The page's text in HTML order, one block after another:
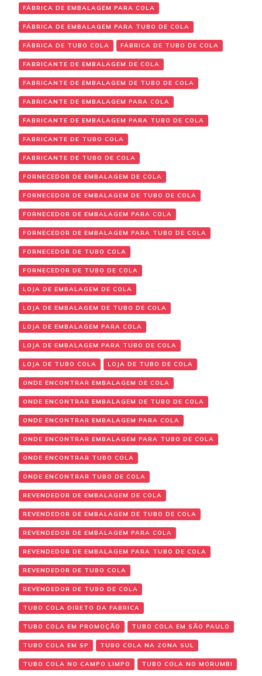
FÁBRICA DE EMBALAGEM PARA COLA
FÁBRICA DE EMBALAGEM PARA TUBO DE COLA
FÁBRICA DE TUBO COLA FÁBRICA DE TUBO DE COLA
FABRICANTE DE EMBALAGEM DE COLA
FABRICANTE DE EMBALAGEM DE TUBO DE COLA
FABRICANTE DE EMBALAGEM PARA COLA
FABRICANTE DE EMBALAGEM PARA TUBO DE COLA
FABRICANTE DE TUBO COLA
FABRICANTE DE TUBO DE COLA
FORNECEDOR DE EMBALAGEM DE COLA
FORNECEDOR DE EMBALAGEM DE TUBO DE COLA
FORNECEDOR DE EMBALAGEM PARA COLA
FORNECEDOR DE EMBALAGEM PARA TUBO DE COLA
FORNECEDOR DE TUBO COLA
FORNECEDOR DE TUBO DE COLA
LOJA DE EMBALAGEM DE COLA
LOJA DE EMBALAGEM DE TUBO DE COLA
LOJA DE EMBALAGEM PARA COLA
LOJA DE EMBALAGEM PARA TUBO DE COLA
LOJA DE TUBO COLA LOJA DE TUBO DE COLA
ONDE ENCONTRAR EMBALAGEM DE COLA
ONDE ENCONTRAR EMBALAGEM DE TUBO DE COLA
ONDE ENCONTRAR EMBALAGEM PARA COLA
ONDE ENCONTRAR EMBALAGEM PARA TUBO DE COLA
ONDE ENCONTRAR TUBO COLA
ONDE ENCONTRAR TUBO DE COLA
REVENDEDOR DE EMBALAGEM DE COLA
REVENDEDOR DE EMBALAGEM DE TUBO DE COLA
REVENDEDOR DE EMBALAGEM PARA COLA
REVENDEDOR DE EMBALAGEM PARA TUBO DE COLA
REVENDEDOR DE TUBO COLA
REVENDEDOR DE TUBO DE COLA
TUBO COLA DIRETO DA FABRICA
TUBO COLA EM PROMOÇÃO TUBO COLA EM SÃO PAULO
TUBO COLA EM SP TUBO COLA NA ZONA SUL
TUBO COLA NO CAMPO LIMPO TUBO COLA NO MORUMBI